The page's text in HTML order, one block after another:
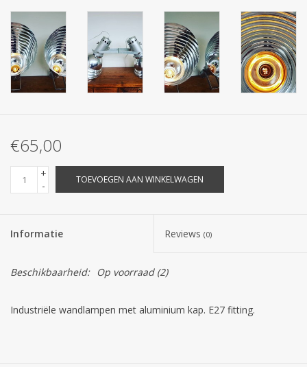
€65,00
+
-
TOEVOEGEN AAN WINKELWAGEN
Informatie Reviews (0)
Beschikbaarheid: Op voorraad(2)
Industriële wandlampen met aluminium kap. E27 fitting.